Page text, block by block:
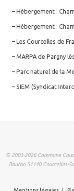
– Hébergement :
– Hébergement :
– Les Courcelles de
– MARPA de Pargny
– Parc naturel de la
– SIEM (Syndicat
© 2003-2026 Commune
Bouton 51140 Courcelles-
Mentions légales